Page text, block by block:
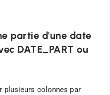
partie d'une date
DATE_PART ou
plusieurs colonnes par